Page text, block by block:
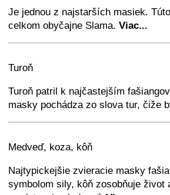
Je jednou z najstarších masiek.
celkom obyčajne Slama. Viac...
+
Turoň
Turoň patril k najčastejším
masky pochádza zo slova tur, čiže
+ − ⛶
Medveď, koza, kôň
Najtypickejšie zvieracie masky
symbolom sily, kôň zosobňuje život